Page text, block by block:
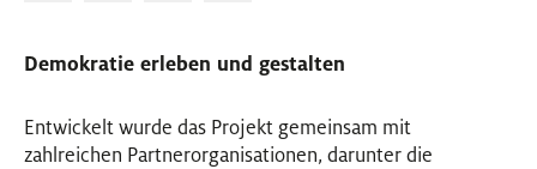
Demokratie erleben und gestalten
Entwickelt wurde das Projekt gemeinsam mit
zahlreichen Partnerorganisationen, darunter die